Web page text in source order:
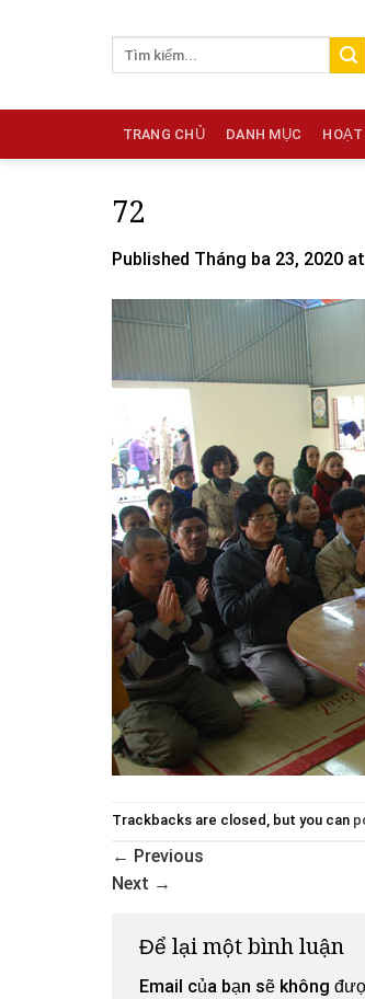
TRANG CHỦ DANH MỤC
72
Published Tháng ba 23, 2020 at
Trackbacks are closed, but you can
← Previous
Next →
Để lại một bình luận
Email của bạn sẽ không